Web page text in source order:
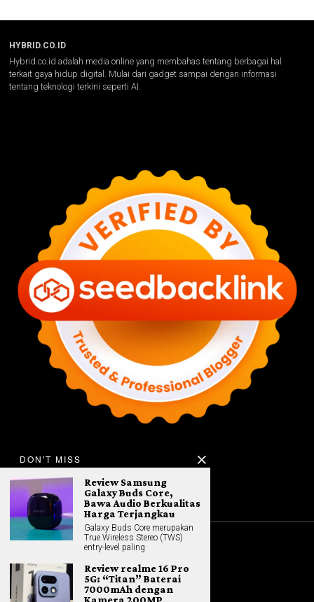
HYBRID.CO.ID
Hybrid.co.id adalah media online yang membahas tentang berbagai hal
terkait gaya hidup digital. Mulai dari gadget sampai dengan informasi
tentang teknologi terkini seperti AI.
DON'T MISS
Review Samsung
Galaxy Buds Core,
Bawa Audio Berkualitas
Harga Terjangkau
Galaxy Buds Core merupakan
True Wireless Stereo (TWS)
entry-level paling
Review realme 16 Pro
5G: “Titan” Baterai
7000mAh dengan